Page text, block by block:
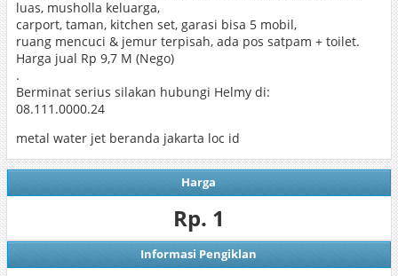
luas, musholla keluarga,
carport, taman, kitchen set, garasi bisa 5 mobil,
ruang mencuci & jemur terpisah, ada pos satpam + toilet.
Harga jual Rp 9,7 M (Nego)
.
Berminat serius silakan hubungi Helmy di:
08.111.0000.24
metal water jet beranda jakarta loc id
Harga
Rp. 1
Informasi Pengiklan